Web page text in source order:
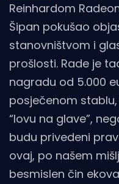
Reinhardom
Šipan pokušao
stanovništvom i
prošlosti. Rade je
nagradu od 5.000
posječenom
“lovu na glave”,
budu privedeni
ovaj, po našem
besmislen čin